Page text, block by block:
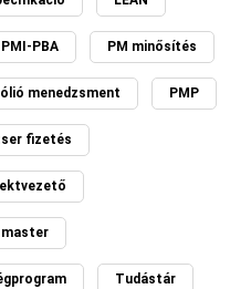
PMI-PBA PM minősítés
menedzsment PMP
fizetés
Tudástár